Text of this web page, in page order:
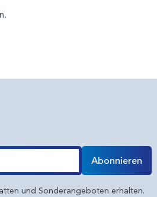
Abonnieren
und Sonderangeboten erhalten.